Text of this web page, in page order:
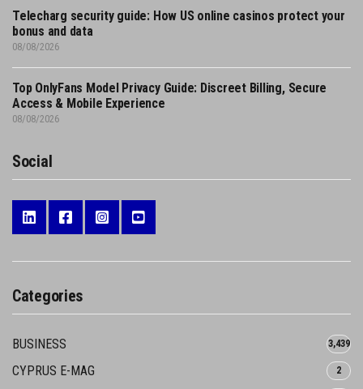
Telecharg security guide: How US online casinos protect your
bonus and data
08/08/2026
Top OnlyFans Model Privacy Guide: Discreet Billing, Secure
Access & Mobile Experience
08/08/2026
Social
Categories
BUSINESS 3,439
CYPRUS E-MAG 2